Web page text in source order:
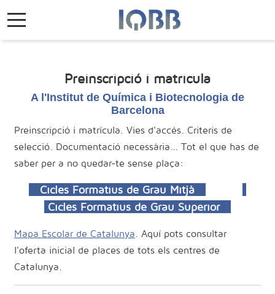
Mobile Menu Toggle
Preinscripció i matrícula
A l'Institut de Química i Biotecnologia de
Barcelona
Preinscripció i matrícula. Vies d'accés. Criteris de
selecció. Documentació necessària... Tot el que has de
saber per a no quedar-te sense plaça:
Cicles Formatius de Grau Mitjà
Cicles Formatius de Grau Superior
Mapa Escolar de Catalunya. Aquí pots consultar
l'oferta inicial de places de tots els centres de
Catalunya.